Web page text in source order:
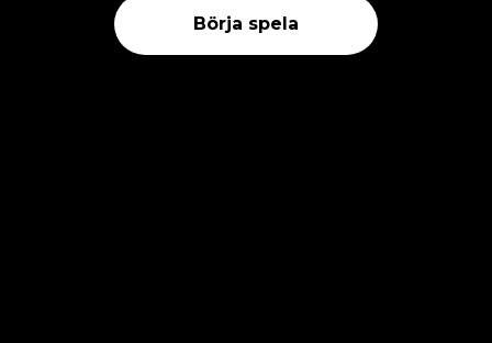
Börja spela